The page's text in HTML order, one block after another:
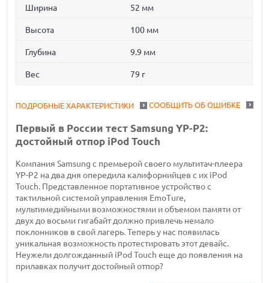
Ширина 52 мм
Высота 100 мм
Глубина 9.9 мм
Вес 79 г
СООБЩИТЬ ОБ ОШИБКЕ
ПОДРОБНЫЕ ХАРАКТЕРИСТИКИ
Первый в России тест Samsung YP-P2:
достойный отпор iPod Touch
Компания Samsung с премьерой своего мультитач-плеера
YP-P2 на два дня опередила калифорнийцев с их iPod
Touch. Представленное портативное устройство с
тактильной системой управления EmoTure,
мультимедийными возможностями и объемом памяти от
двух до восьми гигабайт должно привлечь немало
поклонников в свой лагерь. Теперь у нас появилась
уникальная возможность протестировать этот девайс.
Неужели долгожданный iPod Touch еще до появления на
прилавках получит достойный отпор?